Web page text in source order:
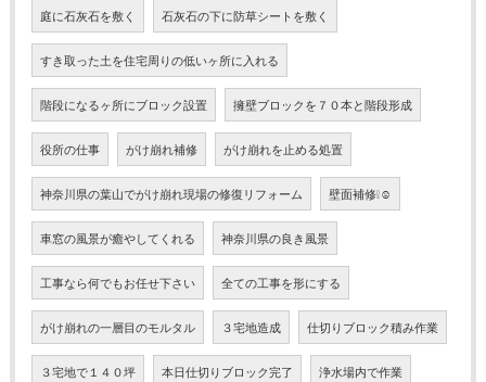
庭に石灰石を敷く 石灰石の下に防草シートを敷く
すき取った土を住宅周りの低いヶ所に入れる
階段になるヶ所にブロック設置 擁壁ブロックを７０本と階段形成
役所の仕事 がけ崩れ補修 がけ崩れを止める処置
神奈川県の葉山でがけ崩れ現場の修復リフォーム 壁面補修❕☺
車窓の風景が癒やしてくれる 神奈川県の良き風景
工事なら何でもお任せ下さい 全ての工事を形にする
がけ崩れの一層目のモルタル ３宅地造成 仕切りブロック積み作業
３宅地で１４０坪 本日仕切りブロック完了 浄水場内で作業